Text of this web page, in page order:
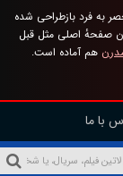
به فرد بازطراحی شده
صفحهٔ اصلی مثل قبل
هم آماده است.
با ما